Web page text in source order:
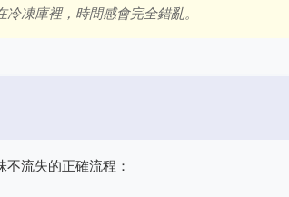
凍庫裡，時間感會完全錯亂。
流失的正確流程：